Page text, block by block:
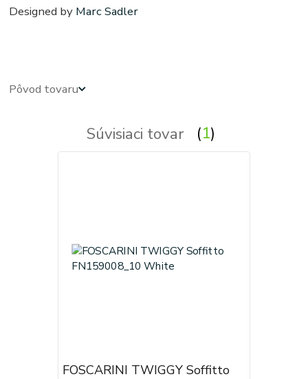
Designed by Marc Sadler
Pôvod tovaru
Súvisiaci tovar 1
FOSCARINI TWIGGY Soffitto